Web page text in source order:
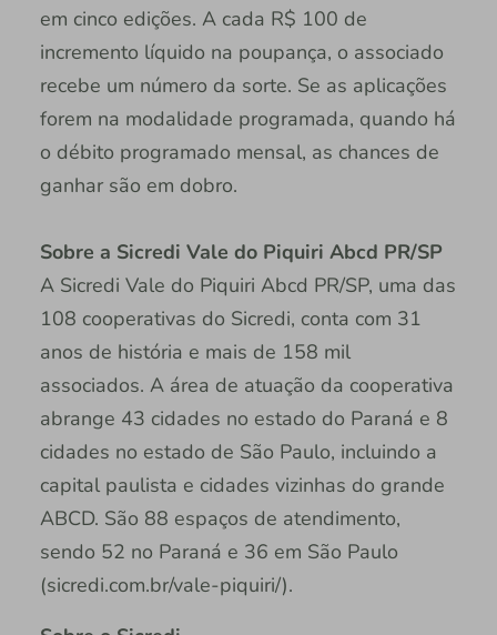
em cinco edições. A cada R$ 100 de
incremento líquido na poupança, o associado
recebe um número da sorte. Se as aplicações
forem na modalidade programada, quando há
o débito programado mensal, as chances de
ganhar são em dobro.
Sobre a Sicredi Vale do Piquiri Abcd PR/SP
A Sicredi Vale do Piquiri Abcd PR/SP, uma das
108 cooperativas do Sicredi, conta com 31
anos de história e mais de 158 mil
associados. A área de atuação da cooperativa
abrange 43 cidades no estado do Paraná e 8
cidades no estado de São Paulo, incluindo a
capital paulista e cidades vizinhas do grande
ABCD. São 88 espaços de atendimento,
sendo 52 no Paraná e 36 em São Paulo
(sicredi.com.br/vale-piquiri/).